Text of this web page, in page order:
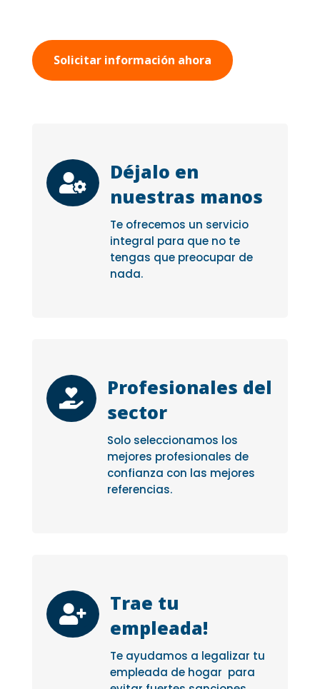
Solicitar información ahora

Déjalo en
nuestras manos
Te ofrecemos un servicio
integral para que no te
tengas que preocupar de
nada.

Profesionales del
sector
Solo seleccionamos los
mejores profesionales de
confianza con las mejores
referencias.

Trae tu
empleada!
Te ayudamos a legalizar tu
empleada de hogar para